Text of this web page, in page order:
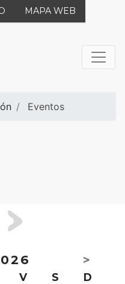
MAPA WEB
Eventos
>
V S D